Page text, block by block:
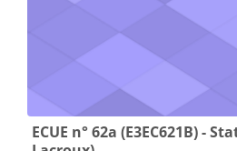
ECUE n° 62a (E3EC621B) -